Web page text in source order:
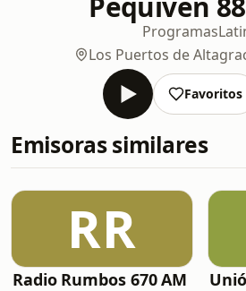
Programas
Los Puertos de
Favoritos
Emisoras similares
RR
Radio Rumbos 670 AM